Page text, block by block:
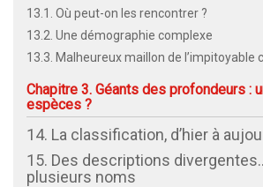
13.1. Où peut-on les rencontrer ?
13.2. Une démographie complexe
13.3. Malheureux maillon de l’impitoyable
Chapitre 3. Géants des profondeurs :
espèces ?
14. La classification, d’hier à
15. Des descriptions
plusieurs noms